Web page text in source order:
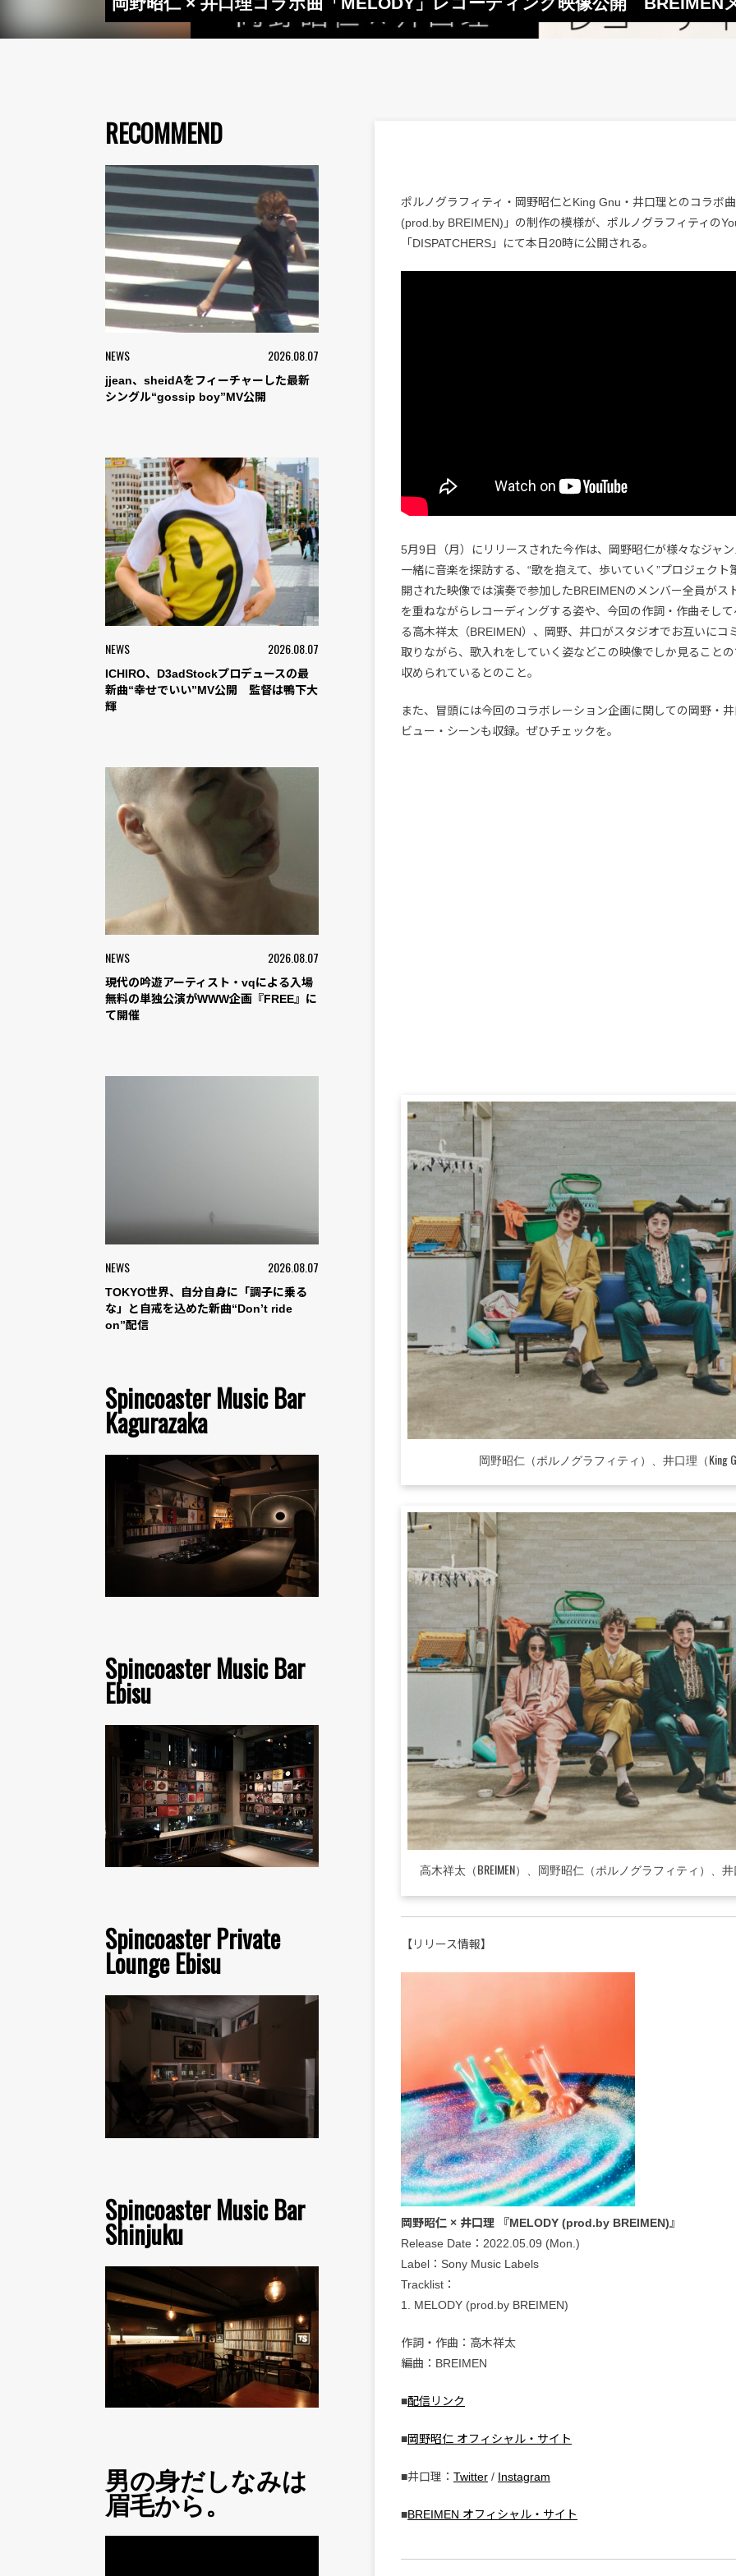
RECOMMEND
NEWS 2026.08.07
jjean、sheidAをフィーチャーした最新
シングル“gossip boy”MV公開
NEWS 2026.08.07
ICHIRO、D3adStockプロデュースの最
新曲“幸せでいい”MV公開 監督は鴨下大
輝
NEWS 2026.08.07
現代の吟遊アーティスト・vqによる入場
無料の単独公演がWWW企画『FREE』に
て開催
NEWS 2026.08.07
TOKYO世界、自分自身に「調子に乗る
な」と自戒を込めた新曲“Don’t ride
on”配信
Spincoaster Music Bar
Kagurazaka
Spincoaster Music Bar
Ebisu
Spincoaster Private
Lounge Ebisu
Spincoaster Music Bar
Shinjuku
男の身だしなみは
眉毛から。
ポルノグラフィティ・岡野昭仁とKing Gnu・井口理とのコラボ
(prod.by BREIMEN)」の制作の模様が、ポルノグラフィティの
「DISPATCHERS」にて本日20時に公開される。
5月9日（月）にリリースされた今作は、岡野昭仁が様々なジャ
一緒に音楽を探訪する、“歌を抱えて、歩いていく”プロジェクト
開された映像では演奏で参加したBREIMENのメンバー全員がス
を重ねながらレコーディングする姿や、今回の作詞・作曲そし
る高木祥太（BREIMEN）、岡野、井口がスタジオでお互いにコ
取りながら、歌入れをしていく姿などこの映像でしか見ること
収められているとのこと。
また、冒頭には今回のコラボレーション企画に関しての岡野・
ビュー・シーンも収録。ぜひチェックを。
岡野昭仁（ポルノグラフィティ）、井口理（King
高木祥太（BREIMEN）、岡野昭仁（ポルノグラフィティ）、井
【リリース情報】
岡野昭仁 × 井口理 『MELODY (prod.by BREIMEN)』
Release Date：2022.05.09 (Mon.)
Label：Sony Music Labels
Tracklist：
1. MELODY (prod.by BREIMEN)
作詞・作曲：高木祥太
編曲：BREIMEN
■配信リンク
■岡野昭仁 オフィシャル・サイト
■井口理： Twitter / Instagram
■BREIMEN オフィシャル・サイト